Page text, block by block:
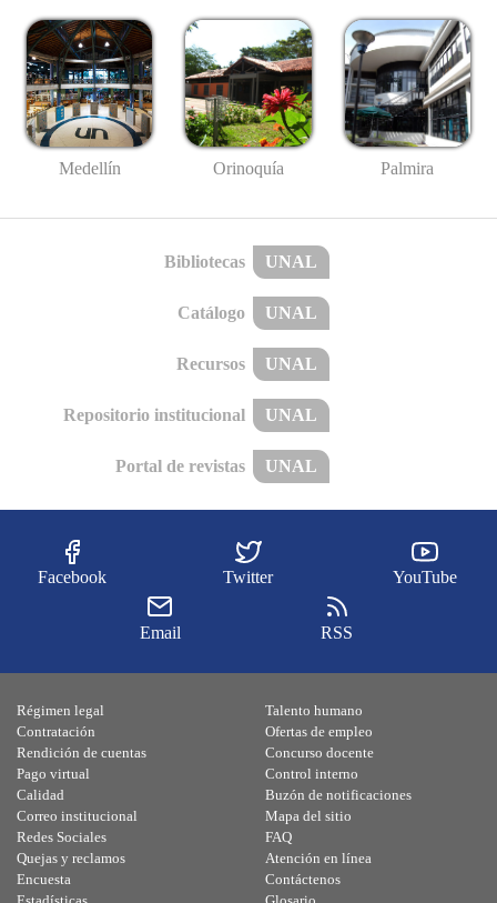
Medellín Orinoquía Palmira
Bibliotecas UNAL
Catálogo UNAL
Recursos UNAL
Repositorio institucional UNAL
Portal de revistas UNAL
Facebook Twitter YouTube
Email RSS
Régimen legal
Contratación
Rendición de cuentas
Pago virtual
Calidad
Talento humano
Ofertas de empleo
Concurso docente
Control interno
Buzón de notificaciones
Correo institucional
Redes Sociales
Quejas y reclamos
Encuesta
Mapa del sitio
FAQ
Atención en línea
Contáctenos